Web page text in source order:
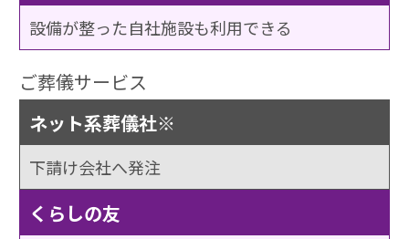
設備が整った自社施設も利用できる
ご葬儀サービス
ネット系葬儀社※
下請け会社へ発注
くらしの友